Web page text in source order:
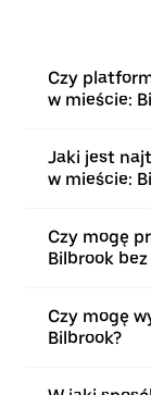
Czy
w mieście:
Jaki jest
w mieście:
Czy mogę
Bilbrook
Czy mogę
Bilbrook?